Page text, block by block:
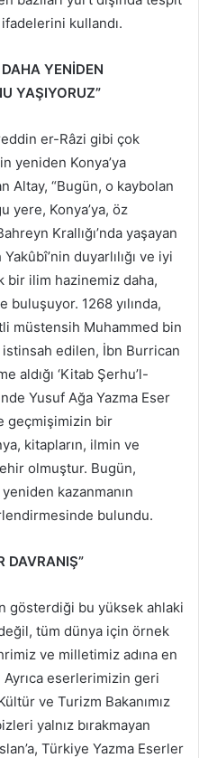
kullandı.
YENİDEN
YAŞIYORUZ”
er-Râzi gibi çok
yeniden Konya’ya
Altay, “Bugün, o kaybolan
yere, Konya’ya, öz
Krallığı’nda yaşayan
duyarlılığı ve iyi
bir ilim hazinemiz daha,
buluşuyor. 1268 yılında,
müstensih Muhammed bin
edilen, İbn Burrican
aldığı ‘Kitab Şerhu’l-
Yusuf Ağa Yazma Eser
geçmişimizin bir
kitapların, ilmin ve
olmuştur. Bugün,
kazanmanın
bulundu.
DAVRANIŞ”
gösterdiği bu yüksek ahlaki
tüm dünya için örnek
ve milletimiz adına en
Ayrıca eserlerimizin geri
ve Turizm Bakanımız
yalnız bırakmayan
Türkiye Yazma Eserler